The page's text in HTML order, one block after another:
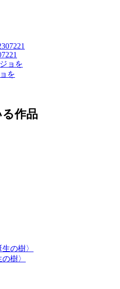
を
作品
樹〉